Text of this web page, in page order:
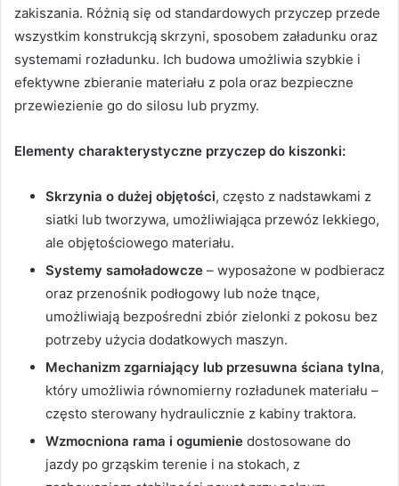
zakiszania. Różnią się od standardowych przyczep przede
wszystkim konstrukcją skrzyni, sposobem załadunku oraz
systemami rozładunku. Ich budowa umożliwia szybkie i
efektywne zbieranie materiału z pola oraz bezpieczne
przewiezienie go do silosu lub pryzmy.
Elementy charakterystyczne przyczep do kiszonki:
Skrzynia o dużej objętości, często z nadstawkami z
siatki lub tworzywa, umożliwiająca przewóz lekkiego,
ale objętościowego materiału.
Systemy samoładowcze – wyposażone w podbieracz
oraz przenośnik podłogowy lub noże tnące,
umożliwiają bezpośredni zbiór zielonki z pokosu bez
potrzeby użycia dodatkowych maszyn.
Mechanizm zgarniający lub przesuwna ściana tylna,
który umożliwia równomierny rozładunek materiału –
często sterowany hydraulicznie z kabiny traktora.
Wzmocniona rama i ogumienie dostosowane do
jazdy po grząskim terenie i na stokach, z